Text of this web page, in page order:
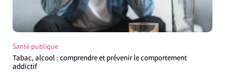
Santé publique
Tabac, alcool : comprendre et prévenir le comportement
addictif